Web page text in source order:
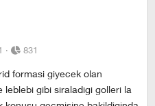
· 831
formasi giyecek olan
leblebi gibi siraladigi golleri la